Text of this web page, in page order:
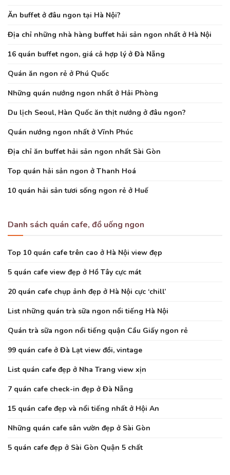
Ăn buffet ở đâu ngon tại Hà Nội?
Địa chỉ những nhà hàng buffet hải sản ngon nhất ở Hà Nội
16 quán buffet ngon, giá cả hợp lý ở Đà Nẵng
Quán ăn ngon rẻ ở Phú Quốc
Những quán nướng ngon nhất ở Hải Phòng
Du lịch Seoul, Hàn Quốc ăn thịt nướng ở đâu ngon?
Quán nướng ngon nhất ở Vĩnh Phúc
Địa chỉ ăn buffet hải sản ngon nhất Sài Gòn
Top quán hải sản ngon ở Thanh Hoá
10 quán hải sản tươi sống ngon rẻ ở Huế
Danh sách quán cafe, đồ uống ngon
Top 10 quán cafe trên cao ở Hà Nội view đẹp
5 quán cafe view đẹp ở Hồ Tây cực mát
20 quán cafe chụp ảnh đẹp ở Hà Nội cực ‘chill’
List những quán trà sữa ngon nổi tiếng Hà Nội
Quán trà sữa ngon nổi tiếng quận Cầu Giấy ngon rẻ
99 quán cafe ở Đà Lạt view đồi, vintage
List quán cafe đẹp ở Nha Trang view xịn
7 quán cafe check-in đẹp ở Đà Nẵng
15 quán cafe đẹp và nổi tiếng nhất ở Hội An
Những quán cafe sân vườn đẹp ở Sài Gòn
5 quán cafe đẹp ở Sài Gòn Quận 5 chất